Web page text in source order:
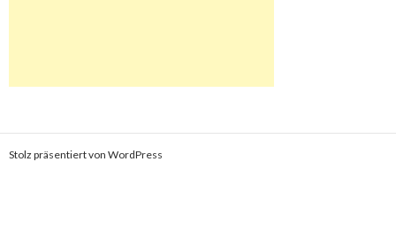
Stolz präsentiert von WordPress